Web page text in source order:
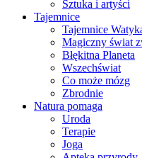
Sztuka i artyści
Tajemnice
Tajemnice
Magiczny świat
Błękitna Planeta
Wszechświat
Co może mózg
Zbrodnie
Natura pomaga
Uroda
Terapie
Joga